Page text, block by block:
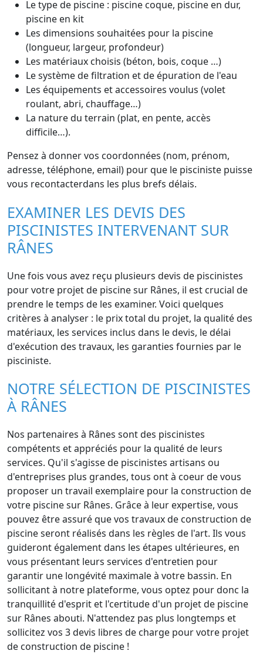
Le type de piscine : piscine coque, piscine en dur,
piscine en kit
Les dimensions souhaitées pour la piscine
(longueur, largeur, profondeur)
Les matériaux choisis (béton, bois, coque …)
Le système de filtration et de épuration de l'eau
Les équipements et accessoires voulus (volet
roulant, abri, chauffage…)
La nature du terrain (plat, en pente, accès
difficile…).
Pensez à donner vos coordonnées (nom, prénom,
adresse, téléphone, email) pour que le pisciniste puisse
vous recontacterdans les plus brefs délais.
EXAMINER LES DEVIS DES
PISCINISTES INTERVENANT SUR
RÂNES
Une fois vous avez reçu plusieurs devis de piscinistes
pour votre projet de piscine sur Rânes, il est crucial de
prendre le temps de les examiner. Voici quelques
critères à analyser : le prix total du projet, la qualité des
matériaux, les services inclus dans le devis, le délai
d'exécution des travaux, les garanties fournies par le
pisciniste.
NOTRE SÉLECTION DE PISCINISTES
À RÂNES
Nos partenaires à Rânes sont des piscinistes
compétents et appréciés pour la qualité de leurs
services. Qu'il s'agisse de piscinistes artisans ou
d'entreprises plus grandes, tous ont à coeur de vous
proposer un travail exemplaire pour la construction de
votre piscine sur Rânes. Grâce à leur expertise, vous
pouvez être assuré que vos travaux de construction de
piscine seront réalisés dans les règles de l'art. Ils vous
guideront également dans les étapes ultérieures, en
vous présentant leurs services d'entretien pour
garantir une longévité maximale à votre bassin. En
sollicitant à notre plateforme, vous optez pour donc la
tranquillité d'esprit et l'certitude d'un projet de piscine
sur Rânes abouti. N'attendez pas plus longtemps et
sollicitez vos 3 devis libres de charge pour votre projet
de construction de piscine !